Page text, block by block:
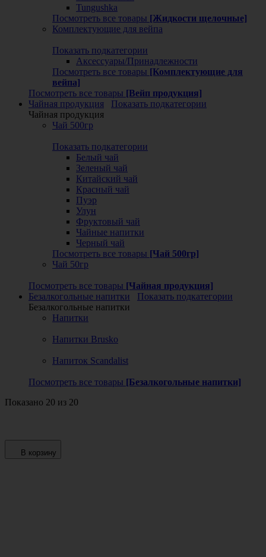
Tungushka
Посмотреть все товары [Жидкости щелочные]
Комплектующие для вейпа
Показать подкатегории
Аксессуары/Принадлежности
Посмотреть все товары [Комплектующие для
вейпа]
Посмотреть все товары [Вейп продукция]
Чайная продукция
Показать подкатегории
Чайная продукция
Чай 500гр
Показать подкатегории
Белый чай
Зеленый чай
Китайский чай
Красный чай
Пуэр
Улун
Фруктовый чай
Чайные напитки
Черный чай
Посмотреть все товары [Чай 500гр]
Чай 50гр
Посмотреть все товары [Чайная продукция]
Безалкогольные напитки
Показать подкатегории
Безалкогольные напитки
Напитки
Напитки Brusko
Напиток Scandalist
Посмотреть все товары [Безалкогольные напитки]
Показано 20 из 20
В корзину